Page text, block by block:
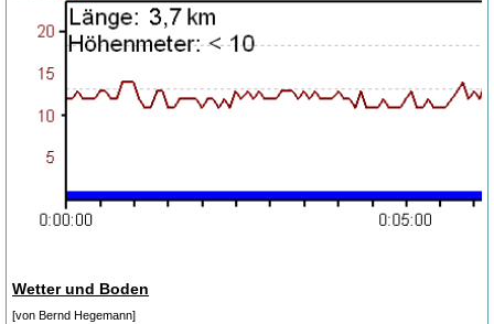
Wetter und Boden
[von Bernd Hegemann]